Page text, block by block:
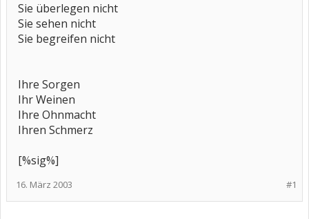
Sie überlegen nicht
Sie sehen nicht
Sie begreifen nicht
Ihre Sorgen
Ihr Weinen
Ihre Ohnmacht
Ihren Schmerz
[%sig%]
#1
16. März 2003